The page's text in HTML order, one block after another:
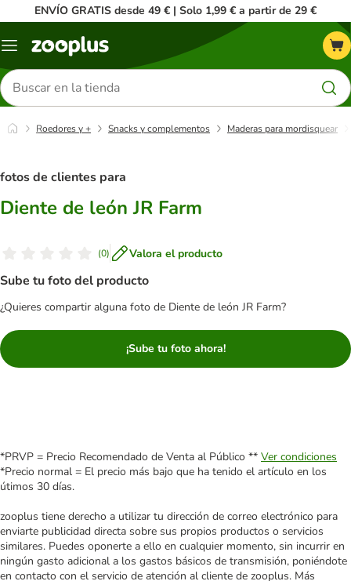
ENVÍO GRATIS desde 49 € | Solo 1,99 € a partir de 29 €
Menú
Buscar
productos
Roedores y + Snacks y complementos Maderas para mordisquear
fotos de clientes para
Diente de león JR Farm
(0) Valora el producto
Sube tu foto del producto
¿Quieres compartir alguna foto de Diente de león JR Farm?
¡Sube tu foto ahora!
*PRVP = Precio Recomendado de Venta al Público ** Ver condiciones
*Precio normal = El precio más bajo que ha tenido el artículo en los
útimos 30 días.
zooplus tiene derecho a utilizar tu dirección de correo electrónico para
enviarte publicidad directa sobre sus propios productos o servicios
similares. Puedes oponerte a ello en cualquier momento, sin incurrir en
ningún gasto adicional a los gastos básicos de transmisión, poniéndote
en contacto con el servicio de atención al cliente de zooplus. Más